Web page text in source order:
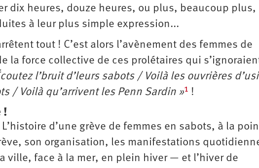
dix heures, douze heures, ou plus, beaucoup plus,
à leur plus simple expression...
tout ! C’est alors l’avènement des femmes de
la force collective de ces prolétaires qui
l’bruit d’leurs sabots / Voilà les ouvrières
/ Voilà qu’arrivent les Penn Sardin »1 !
!
d’une grève de femmes en sabots, à la
son organisation, les manifestations
ville, face à la mer, en plein hiver — et l’hiver de